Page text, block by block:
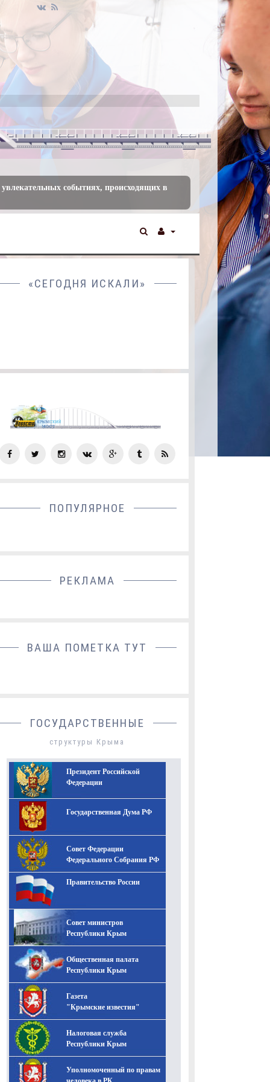
событиях, происходящих в
«СЕГОДНЯ ИСКАЛИ»
ПОПУЛЯРНОЕ
РЕКЛАМА
ВАША ПОМЕТКА ТУТ
ГОСУДАРСТВЕННЫЕ
структуры Крыма
Президент Российской
Федерации
Государственная Дума РФ
Совет Федерации
Федерального Собрания РФ
Правительство России
Совет министров
Республики Крым
Общественная палата
Республики Крым
Газета
"Крымские известия"
Налоговая служба
Республики Крым
Уполномоченный по правам